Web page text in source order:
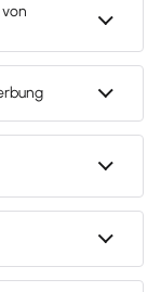
und
Auch
in die Position
die Vorteile